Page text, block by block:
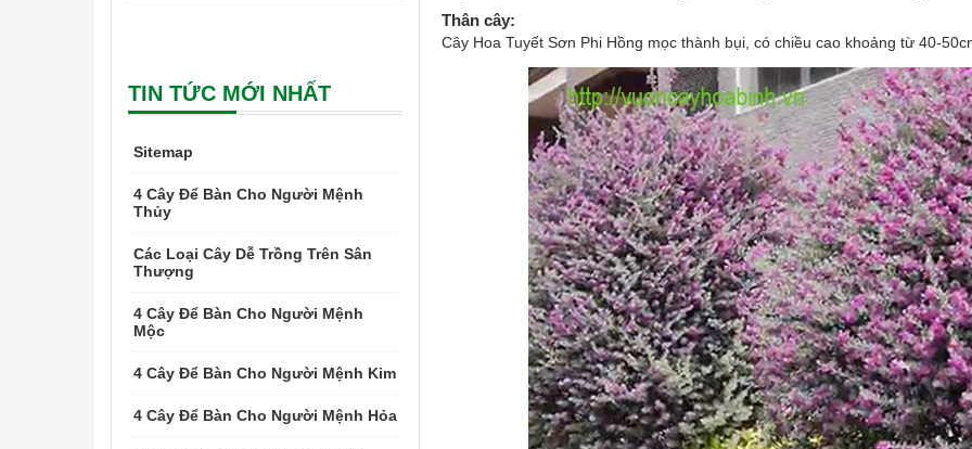
Thân cây:
Cây Hoa Tuyết Sơn Phi Hồng mọc thành bụi, có chiều cao khoảng từ 40-
TIN TỨC MỚI NHẤT
Sitemap
4 Cây Để Bàn Cho Người Mệnh
Thủy
Các Loại Cây Dễ Trồng Trên Sân
Thượng
4 Cây Để Bàn Cho Người Mệnh
Mộc
4 Cây Để Bàn Cho Người Mệnh Kim
4 Cây Để Bàn Cho Người Mệnh Hỏa